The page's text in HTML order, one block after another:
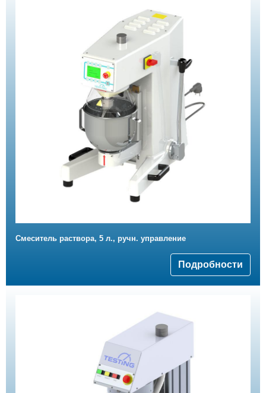
Смеситель раствора, 5 л., ручн. управление
Подробности